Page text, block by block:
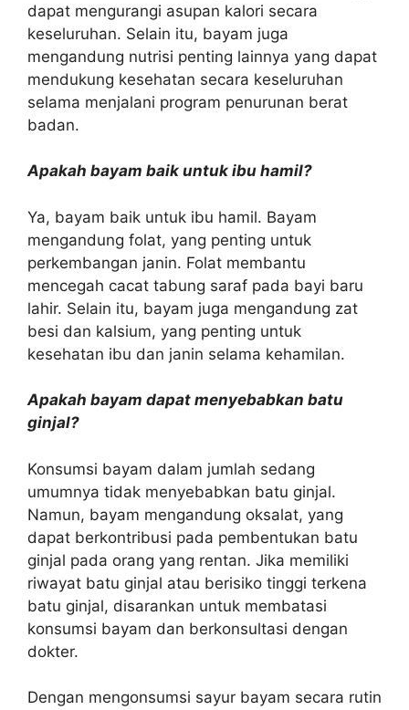
dapat mengurangi asupan kalori secara
keseluruhan. Selain itu, bayam juga
mengandung nutrisi penting lainnya yang dapat
mendukung kesehatan secara keseluruhan
selama menjalani program penurunan berat
badan.
Apakah bayam baik untuk ibu hamil?
Ya, bayam baik untuk ibu hamil. Bayam
mengandung folat, yang penting untuk
perkembangan janin. Folat membantu
mencegah cacat tabung saraf pada bayi baru
lahir. Selain itu, bayam juga mengandung zat
besi dan kalsium, yang penting untuk
kesehatan ibu dan janin selama kehamilan.
Apakah bayam dapat menyebabkan batu
ginjal?
Konsumsi bayam dalam jumlah sedang
umumnya tidak menyebabkan batu ginjal.
Namun, bayam mengandung oksalat, yang
dapat berkontribusi pada pembentukan batu
ginjal pada orang yang rentan. Jika memiliki
riwayat batu ginjal atau berisiko tinggi terkena
batu ginjal, disarankan untuk membatasi
konsumsi bayam dan berkonsultasi dengan
dokter.
Dengan mengonsumsi sayur bayam secara rutin